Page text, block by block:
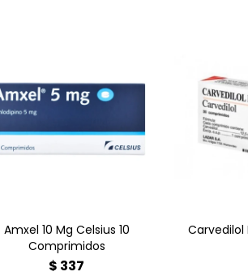
Amxel 10 mg es un
medicamento del
laboratorio uruguayo
Celsius cuyo principio
activo es la amlodipina
Amxel 10 Mg Celsius 10
Comprimidos
$ 337
un
de 30
Carvedilol